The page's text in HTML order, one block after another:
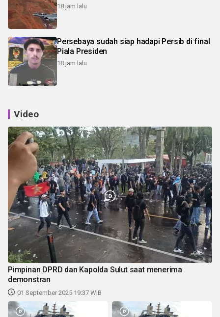
18 jam lalu
Persebaya sudah siap hadapi Persib di final
Piala Presiden
18 jam lalu
Video
Pimpinan DPRD dan Kapolda Sulut saat menerima
demonstran
01 September 2025 19:37 WIB